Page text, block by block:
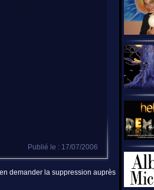
Publié le : 17/07/2006
demander la suppression auprès